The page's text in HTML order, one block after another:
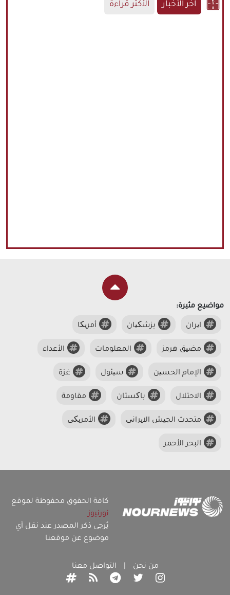
آخر الأخبار الأكثر قراءة
مواضيع مثيرة:
ایران بزشکیان أمریکا
مضیق هرمز المعلومات الأعداء
الإمام الحسین سیئول غزة
الاحتلال باکستان مقاومة
متحدث الجیش الایرانی الأمریکی
البحر الأحمر
كافة الحقوق محفوظة لموقع
نورنيوز
يُرجى ذكر المصدر عند نقل أي
موضوع عن موقعنا
من نحن التواصل معنا